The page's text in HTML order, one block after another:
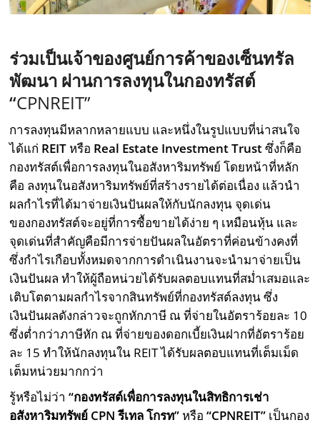
ร่วมเป็นเจ้าของศูนย์การค้าของเซ็นทรัล
พัฒนา ผ่านการลงทุนในกองทรัสต์
“CPNREIT”
การลงทุนมีหลากหลายแบบ และหนึ่งในรูปแบบที่น่าสนใจ
ได้แก่ REIT หรือ Real Estate InvestmentTrustซึ่งก็คือ
กองทรัสต์เพื่อการลงทุนในอสังหาริมทรัพย์ โดยหน้าที่หลัก
คือ ลงทุนในอสังหาริมทรัพย์ที่สร้างรายได้ต่อเนื่อง แล้วนำ
ผลกำไรที่ได้มาจ่ายเงินปันผลให้กับนักลงทุน จุดเด่น
ของกองทรัสต์จะอยู่ที่การซื้อขายได้ง่าย ๆ เหมือนหุ้น และ
จุดเด่นที่สำคัญคือมีการจ่ายปันผลในอัตราที่ค่อนข้างคงที่
ซึ่งกำไรเกือบทั้งหมดจากการดำเนินงานจะนำมาจ่ายเป็น
เงินปันผล ทำให้ผู้ถือหน่วยได้รับผลตอบแทนที่สม่ำเสมอและ
เติบโตตามผลกำไรจากสินทรัพย์ที่กองทรัสต์ลงทุน ซึ่ง
เงินปันผลดังกล่าวจะถูกหักภาษี ณ ที่จ่ายในอัตราร้อยละ 10
ซึ่งต่ำกว่าภาษีหัก ณ ที่จ่ายของดอกเบี้ยเงินฝากที่อัตราร้อย
ละ 15 ทำให้นักลงทุนใน REIT ได้รับผลตอบแทนที่เต็มเม็ด
เต็มหน่วยมากกว่า
รู้หรือไม่ว่า“กองทรัสต์เพื่อการลงทุนในสิทธิการเช่า
อสังหาริมทรัพย์ CPN รีเทลโกรท” หรือ“CPNREIT” เป็นกอง